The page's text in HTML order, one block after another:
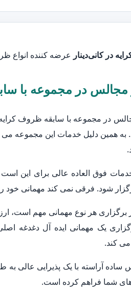
در کانی‌دینار عرضه کننده انواع ظروف کرایه
مجالس در مجموعه با
در مجموعه با سابقه ظروف کرایه
به همین دلیل خدمات این مجموعه می
فوق العاده عالی برای این
شود. فرقی نمی کند مهمانی خود
برگزاری هر نوع مهمانی مهم است،
یک مهمانی ایده آل دغدغه
کند.
آراسته با یک پذیرایی عالی به
شما فراهم کرده است.